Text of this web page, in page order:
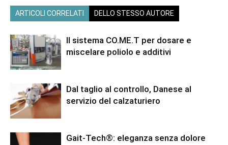
ARTICOLI CORRELATI DELLO STESSO AUTORE
Il sistema CO.ME.T per dosare e
miscelare poliolo e additivi
Dal taglio al controllo, Danese al
servizio del calzaturiero
Gait-Tech®: eleganza senza dolore